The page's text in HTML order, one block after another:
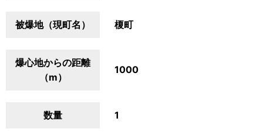
被爆地（現町名） 榎町
爆心地からの距離
（m）
1000
数量 1